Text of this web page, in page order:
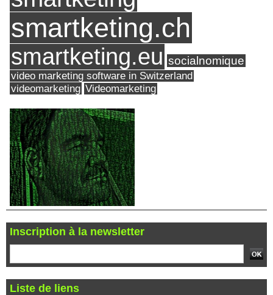
smartketing.ch
smartketing.eu socialnomique
video marketing software in Switzerland
videomarketing Videomarketing
Inscription à la newsletter
Liste de liens